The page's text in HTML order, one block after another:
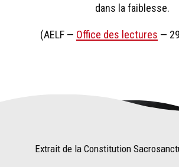
dans la faiblesse.
(AELF — Office des lectures —
Extrait de la Constitution